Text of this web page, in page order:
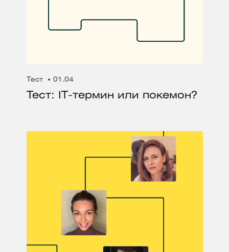
Тест 01.04
Тест: IT-термин или покемон?